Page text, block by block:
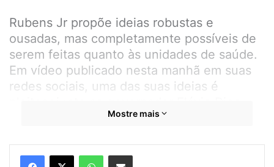
Rubens Jr propõe ideias robustas e
ousadas, mas completamente possíveis de
serem feitas quanto às unidades de saúde.
Em vídeo publicado nesta manhã em suas
redes sociais, uma das suas ideias é
que o Hospital da Ilha, obra do Governo do
Mostre mais